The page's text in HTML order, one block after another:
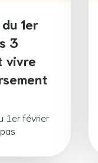
1er
3
vivre
1er février